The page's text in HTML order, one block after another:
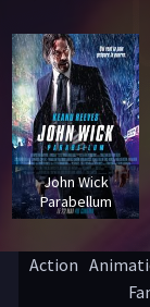
Action
John Wick
Parabellum